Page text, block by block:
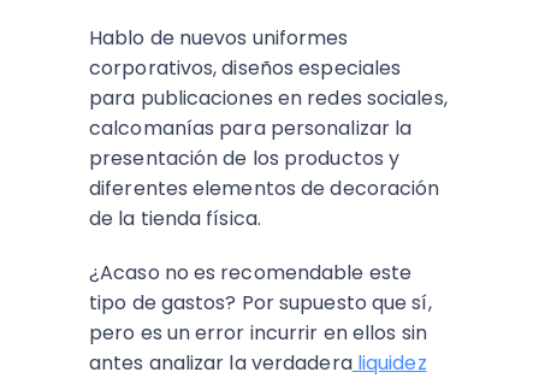
Hablo de nuevos uniformes
corporativos, diseños especiales
para publicaciones en redes sociales,
calcomanías para personalizar la
presentación de los productos y
diferentes elementos de decoración
de la tienda física.
¿Acaso no es recomendable este
tipo de gastos? Por supuesto que sí,
pero es un error incurrir en ellos sin
antes analizar la verdaderaliquidez